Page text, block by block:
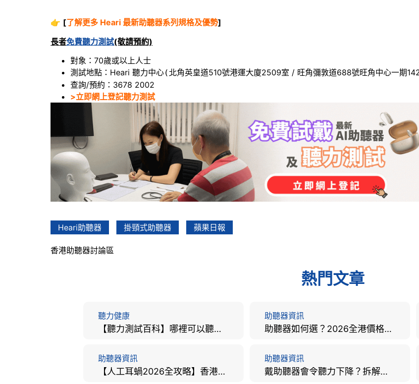
👉 [了解更多 Heari 最新助聽器系列規格及優勢]
長者免費聽力測試(敬請預約)
對象：70歲或以上人士
測試地點：Heari 聽力中心( 北角英皇道510號港運大廈2509室 / 旺角彌敦道688號旺角中心一期
查詢/預約：3678 2002
>立即網上登記聽力測試
Heari助聽器 掛頸式助聽器 蘋果日報
香港助聽器討論區
熱門文章
聽力健康
【聽力測試百科】哪裡可以聽力檢查？費用、標準、流程、在家聽力檢測與iPhone測試全攻略
助聽器資訊
助聽器如何選？2026全港價格比較、款式分析及老人選購全攻略
助聽器資訊
【人工耳蝸2026全攻略】香港手術費用、原理與副作用評估！
助聽器資訊
戴助聽器會令聽力下降？拆解越戴越聾迷思與聽覺剝奪真相